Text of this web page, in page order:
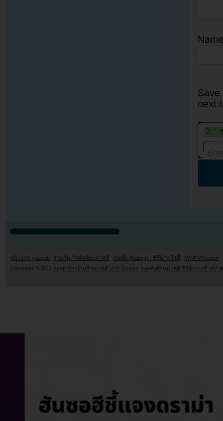
next
หน้าแรก youzab รวมวันเกิดศิลปินเกาหลี เรตติ้ง (Rating) : ซีรี่ย์/วาไรตี้
MV/PV/Teaser
Copyright © 2011 Kpop ข่าวบันเทิงเกาหลี ดาราไอดอล และศิลปินเกาหลี ซีรี่ย์เกาหลี MV